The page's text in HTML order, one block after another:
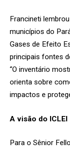
Francineti
municípios do
Gases de Efeito
principais fontes
“O inventário
orienta sobre
impactos e
A visão do ICLEI
Para o Sênior